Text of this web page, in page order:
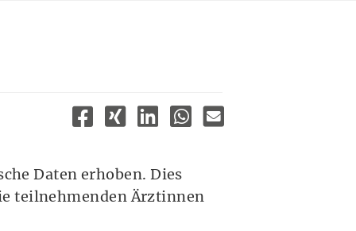
Daten erhoben. Dies
teilnehmenden Ärztinnen